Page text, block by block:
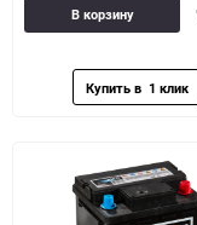
В корзину